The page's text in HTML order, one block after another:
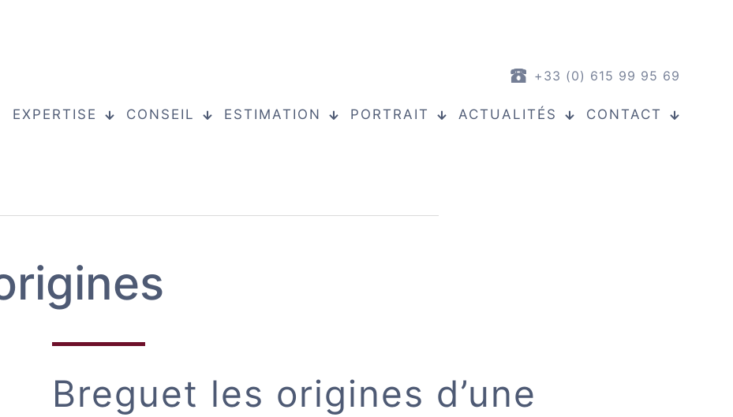
+33 (0) 615 99 95 69
EXPERTISE CONSEIL ESTIMATION PORTRAIT ACTUALITÉS CONTACT
Breguet les origines d’une